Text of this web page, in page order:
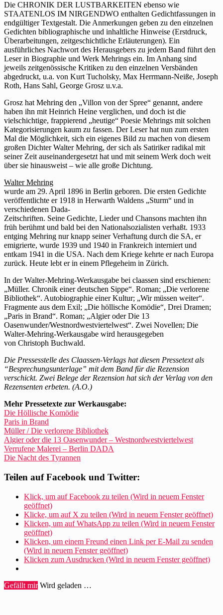
Die CHRONIK DER LUSTBARKEITEN ebenso wie
STAATENLOS IM NIRGENDWO enthalten Gedichtfassungen in
endgültiger Textgestalt. Die Anmerkungen geben zu den einzelnen
Gedichten bibliographische und inhaltliche Hinweise (Erstdruck,
Überarbeitungen, zeitgeschichtliche Erläuterungen). Ein
ausführliches Nachwort des Herausgebers zu jedem Band führt den
Leser in Biographie und Werk Mehrings ein. Im Anhang sind
jeweils zeitgenössische Kritiken zu den einzelnen Versbänden
abgedruckt, u.a. von Kurt Tucholsky, Max Herrmann-Neiße, Joseph
Roth, Hans Sahl, George Grosz u.v.a.
Grosz hat Mehring den „Villon von der Spree“ genannt, andere
haben ihn mit Heinrich Heine verglichen, und doch ist die
vielschichtige, frappierend „heutige“ Poesie Mehrings mit solchen
Kategorisierungen kaum zu fassen. Der Leser hat nun zum ersten
Mal die Möglichkeit, sich ein eigenes Bild zu machen von diesem
großen Dichter Walter Mehring, der sich als Satiriker radikal mit
seiner Zeit auseinandergesetzt hat und mit seinem Werk doch weit
über sie hinausweist – wie alle große Dichtung.
Walter Mehring
wurde am 29. April 1896 in Berlin geboren. Die ersten Gedichte
veröffentlichte er 1918 in Herwarth Waldens „Sturm“ und in
verschiedenen Dada-
Zeitschriften. Seine Gedichte, Lieder und Chansons machten ihn
früh berühmt und bald bei den Nationalsozialisten verhaßt. 1933
entging Mehring nur knapp seiner Verhaftung durch die SA, er
emigrierte, wurde 1939 und 1940 in Frankreich interniert und
entkam 1941 in die USA. Nach dem Kriege kehrte er nach Europa
zurück. Heute lebt er in einem Pflegeheim in Zürich.
In der Walter-Mehring-Werkausgabe bei claassen sind erschienen:
„Müller. Chronik einer deutschen Sippe“. Roman; „Die verlorene
Bibliothek“. Autobiographie einer Kultur; „Wir müssen weiter“.
Fragmente aus dem Exil; „Die höllische Komödie“, Drei Dramen;
„Paris in Brand“. Roman; „Algier oder Die 13
Oasenwunder/Westnordwestviertelwest“. Zwei Novellen; Die
Walter-Mehring-Werkausgabe wird herausgegeben
von Christoph Buchwald.
Die Pressesstelle des Claassen-Verlags hat diesen Pressetext als
“Besprechungsunterlage” mit dem Band für die Rezension
verschickt. Zwei Belege der Rezension hat sich der Verlag von den
Rezensenten erbeten. (A.O.)
Mehr Pressetexte zur Werkausgabe:
Die Höllische Komödie
Paris in Brand
Müller / Die verlorene Bibliothek
Algier oder die 13 Oasenwunder – Westnordwestviertelwest
Verrufene Malerei – Berlin DADA
Die Nacht des Tyrannen
Teilen auf Facebook und Twitter:
Klick, um auf Facebook zu teilen (Wird in neuem Fenster
geöffnet)
Klicke, um auf X zu teilen (Wird in neuem Fenster geöffnet)
Klicken, um auf WhatsApp zu teilen (Wird in neuem Fenster
geöffnet)
Klicken, um einem Freund einen Link per E-Mail zu senden
(Wird in neuem Fenster geöffnet)
Klicken zum Ausdrucken (Wird in neuem Fenster geöffnet)
Gefällt mir Wird geladen …